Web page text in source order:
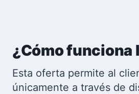
¿Cómo funciona
Esta oferta permite al
únicamente a través de